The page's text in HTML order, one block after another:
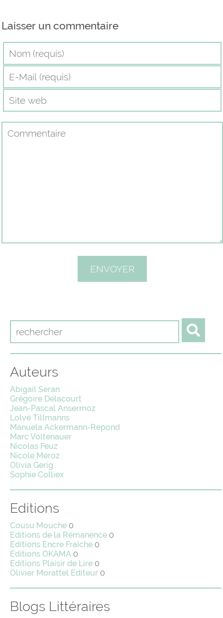
Laisser un commentaire
Auteurs
Abigail Seran
Grégoire Delacourt
Jean-Pascal Ansermoz
Lolvé Tillmanns
Manuela Ackermann-Repond
Marc Voltenauer
Nicolas Feuz
Nicole Méroz
Olivia Gerig
Sophie Colliex
Editions
Cousu Mouche 0
Editions de la Rémanence 0
Editions Encre Fraîche 0
Editions OKAMA 0
Editions Plaisir de Lire 0
Olivier Morattel Editeur 0
Blogs Littéraires